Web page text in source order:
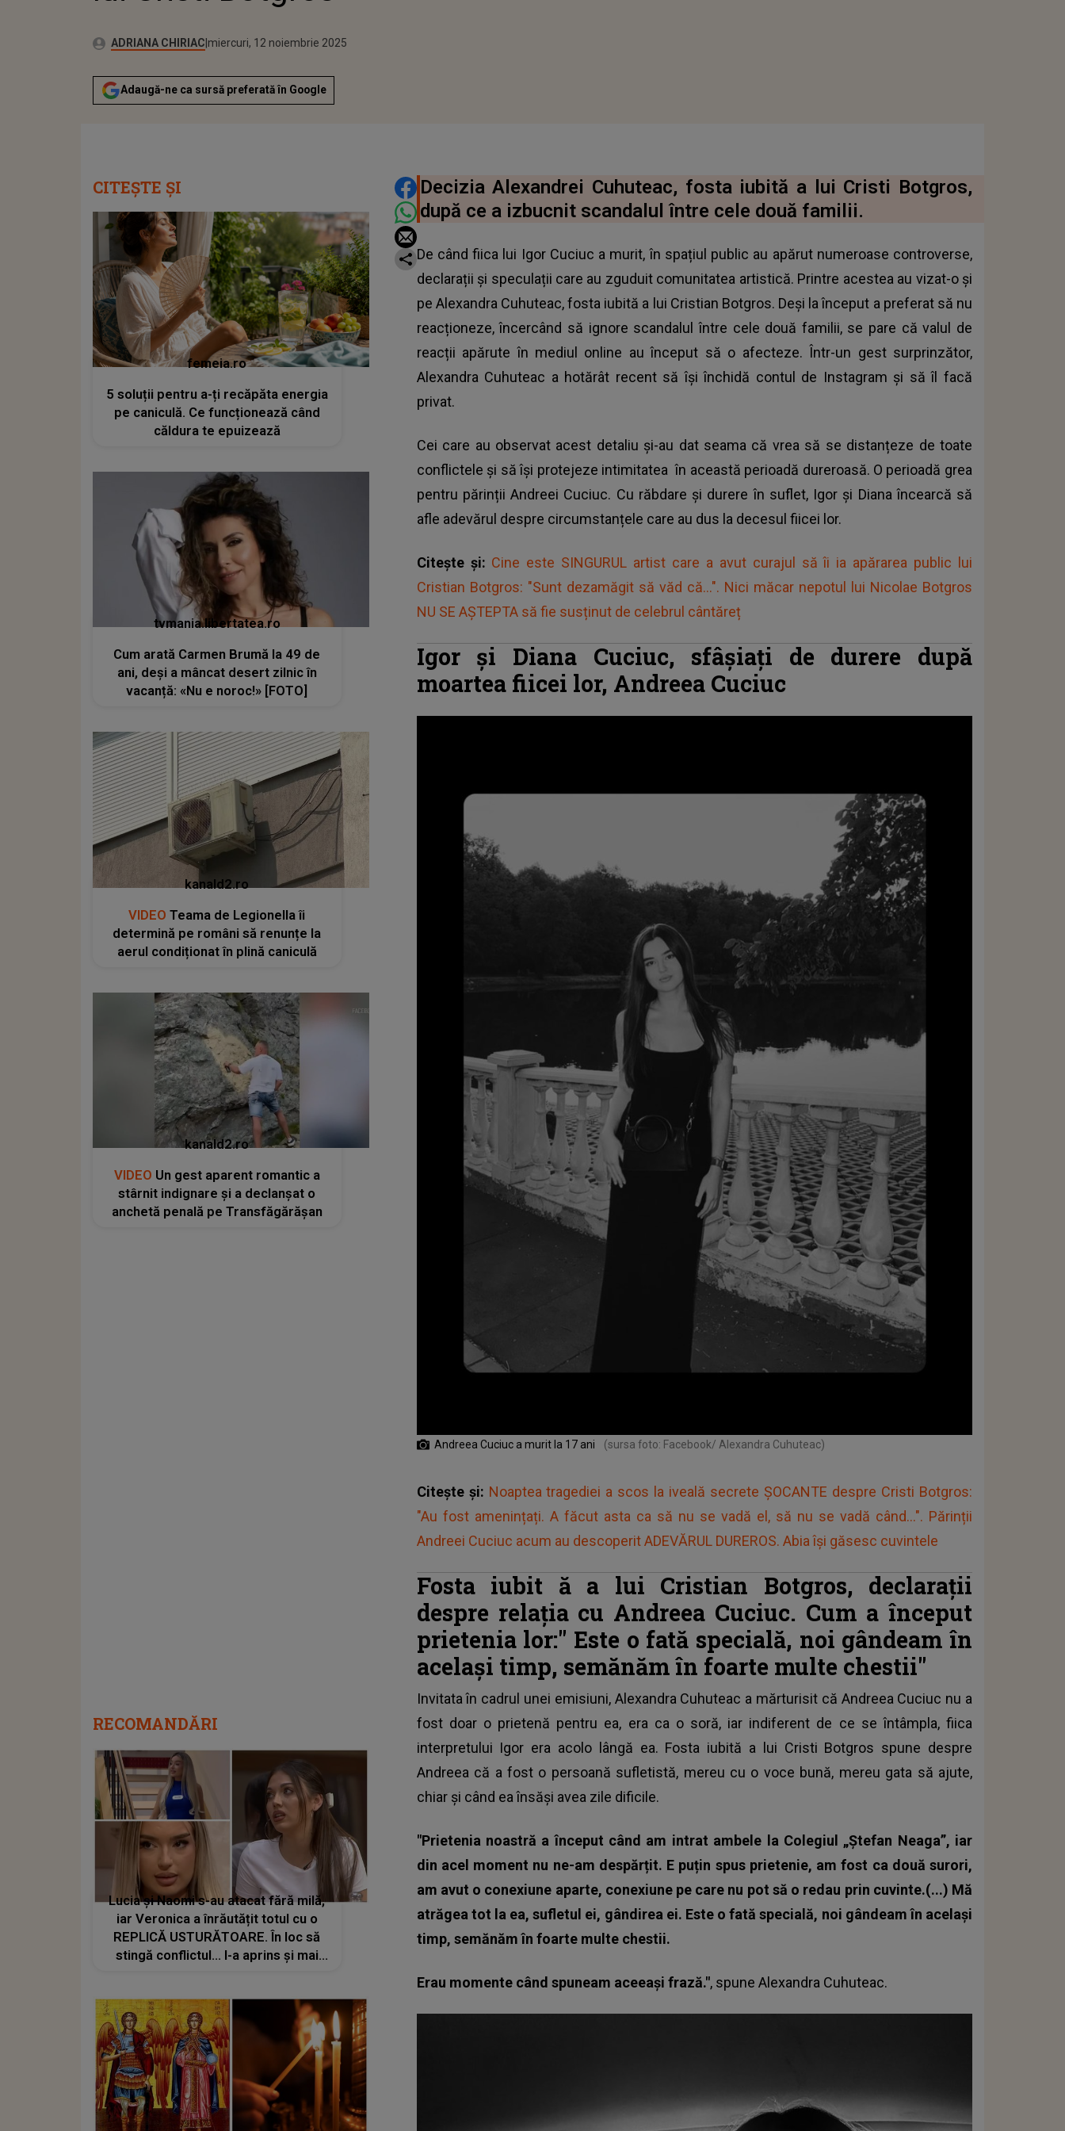
Autor:ADRIANA CHIRIACPublicat:
miercuri, 12 noiembrie 2025
Actualizat:
miercuri, 12 noiembrie 2025
Adaugă-ne ca sursă preferată în Google
DISTRIBUIE ARTICOLUL
Decizia Alexandrei Cuhuteac, fosta iubită a lui Cristi Botgros,
după ce a izbucnit scandalul între cele două familii.
De când fiica lui Igor Cuciuc a murit, în spațiul public au apărut numeroase controverse,
declarații și speculații care au zguduit comunitatea artistică. Printre acestea au vizat-o și
pe Alexandra Cuhuteac, fosta iubită a lui Cristian Botgros. Deși la început a preferat să nu
reacționeze, încercând să ignore scandalul între cele două familii, se pare că valul de
reacții apărute în mediul online au început să o afecteze. Într-un gest surprinzător,
Alexandra Cuhuteac a hotărât recent să își închidă contul de Instagram și să îl facă
privat.
Cei care au observat acest detaliu și-au dat seama că vrea să se distanțeze de toate
conflictele și să își protejeze intimitatea în această perioadă dureroasă. O perioadă grea
pentru părinții Andreei Cuciuc. Cu răbdare și durere în suflet, Igor și Diana încearcă să
afle adevărul despre circumstanțele care au dus la decesul fiicei lor.
Citește și: Cine este SINGURUL artist care a avut curajul să îi ia apărarea public lui
Cristian Botgros: "Sunt dezamăgit să văd că...". Nici măcar nepotul lui Nicolae Botgros
NU SE AȘTEPTA să fie susținut de celebrul cântăreț
Igor și Diana Cuciuc, sfâșiați de durere după
moartea fiicei lor, Andreea Cuciuc
Andreea Cuciuc a murit la 17 ani (sursa foto: Facebook/ Alexandra Cuhuteac)
Citește și: Noaptea tragediei a scos la iveală secrete ȘOCANTE despre Cristi Botgros:
"Au fost amenințați. A făcut asta ca să nu se vadă el, să nu se vadă când...". Părinții
Andreei Cuciuc acum au descoperit ADEVĂRUL DUREROS. Abia își găsesc cuvintele
Fosta iubit ă a lui Cristian Botgros, declarații
despre relația cu Andreea Cuciuc. Cum a început
prietenia lor:" Este o fată specială, noi gândeam în
același timp, semănăm în foarte multe chestii"
Invitata în cadrul unei emisiuni, Alexandra Cuhuteac a mărturisit că Andreea Cuciuc nu a
fost doar o prietenă pentru ea, era ca o soră, iar indiferent de ce se întâmpla, fiica
interpretului Igor era acolo lângă ea. Fosta iubită a lui Cristi Botgros spune despre
Andreea că a fost o persoană sufletistă, mereu cu o voce bună, mereu gata să ajute,
chiar și când ea însăși avea zile dificile.
"Prietenia noastră a început când am intrat ambele la Colegiul „Ștefan Neaga”, iar
din acel moment nu ne-am despărțit. E puțin spus prietenie, am fost ca două surori,
am avut o conexiune aparte, conexiune pe care nu pot să o redau prin cuvinte.(...) Mă
atrăgea tot la ea, sufletul ei, gândirea ei. Este o fată specială, noi gândeam în același
timp, semănăm în foarte multe chestii.
Erau momente când spuneam aceeași frază.", spune Alexandra Cuhuteac.
CITEȘTE ȘI
femeia.ro
5 soluții pentru a-ți recăpăta energia
pe caniculă. Ce funcționează când
căldura te epuizează
tvmania.libertatea.ro
Cum arată Carmen Brumă la 49 de
ani, deși a mâncat desert zilnic în
vacanță: «Nu e noroc!» [FOTO]
kanald2.ro
VIDEO Teama de Legionella îi
determină pe români să renunțe la
aerul condiționat în plină caniculă
kanald2.ro
VIDEO Un gest aparent romantic a
stârnit indignare și a declanșat o
anchetă penală pe Transfăgărășan
RECOMANDĂRI
Lucia și Naomi s-au atacat fără milă,
iar Veronica a înrăutățit totul cu o
REPLICĂ USTURĂTOARE. În loc să
stingă conflictul... l-a aprins și mai
a fost peste orice așteptare